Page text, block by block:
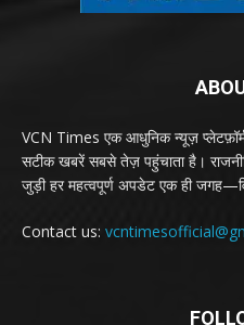
VCN Times एक आधुनिक न्यूज़
सटीक खबरें सबसे तेज़ पहुंचाता है।
जुड़ी हर महत्वपूर्ण अपडेट एक ही
Contact us: